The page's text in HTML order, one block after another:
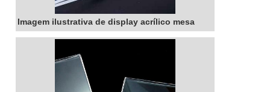
Imagem ilustrativa de display acrílico mesa